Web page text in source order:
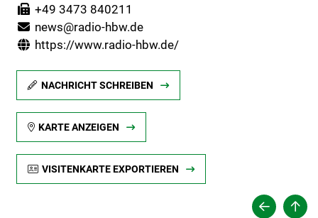
+49 3473 840211
news@radio-hbw.de
https://www.radio-hbw.de/
NACHRICHT SCHREIBEN
KARTE ANZEIGEN
VISITENKARTE EXPORTIEREN